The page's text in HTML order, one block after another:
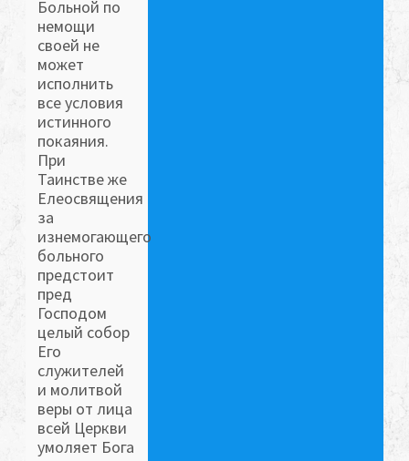
Больной по
немощи
своей не
может
исполнить
все условия
истинного
покаяния.
При
Таинстве же
Елеосвящения
за
изнемогающего
больного
предстоит
пред
Господом
целый собор
Его
служителей
и молитвой
веры от лица
всей Церкви
умоляет Бога